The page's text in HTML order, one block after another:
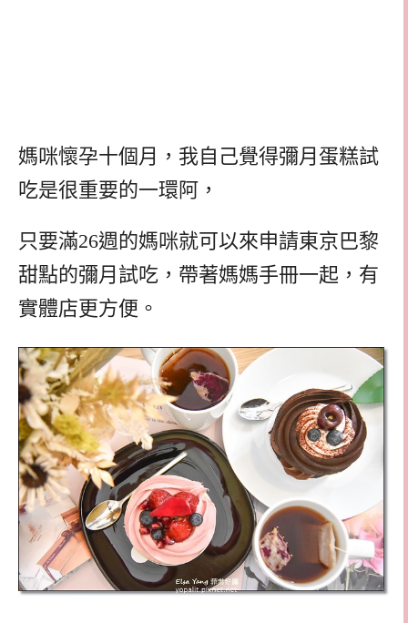
媽咪懷孕十個月，我自己覺得彌月蛋糕試
吃是很重要的一環阿，
只要滿26週的媽咪就可以來申請東京巴黎
甜點的彌月試吃，帶著媽媽手冊一起，有
實體店更方便。